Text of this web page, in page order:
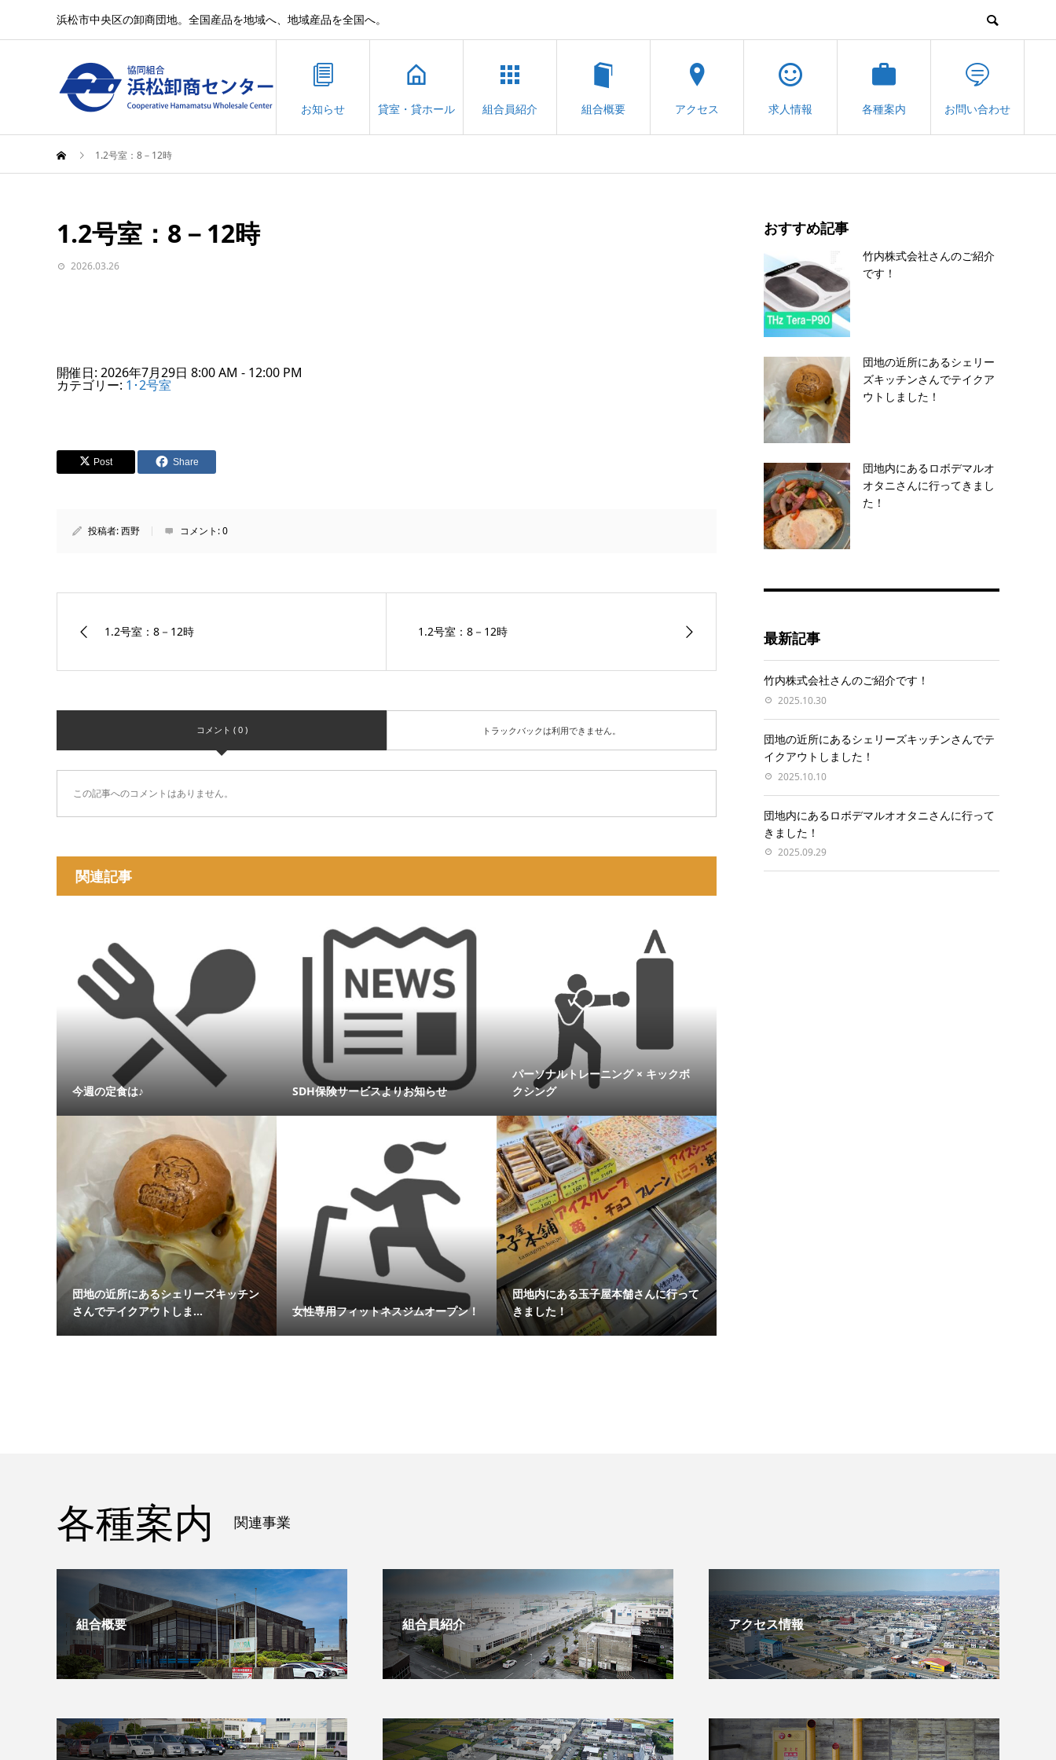
浜松市中央区の卸商団地。全国産品を地域へ、地域産品を全国へ。
お知らせ 貸室・貸ホール 組合員紹介 組合概要 アクセス 求人情報 各種案内 お問い合わせ
1.2号室：8－12時
1.2号室：8－12時
2026.03.26
開催日: 2026年7月29日 8:00 AM - 12:00 PM
カテゴリー: 1･2号室
Post Share
投稿者:西野 コメント:0
1.2号室：8－12時 1.2号室：8－12時
コメント ( 0 ) トラックバックは利用できません。
この記事へのコメントはありません。
関連記事
今週の定食は♪ SDH保険サービスよりお知らせ
パーソナルトレーニング × キックボ
クシング
団地の近所にあるシェリーズキッチン
さんでテイクアウトしま...
女性専用フィットネスジムオープン！
団地内にある玉子屋本舗さんに行って
きました！
おすすめ記事
竹内株式会社さんのご紹介
です！
団地の近所にあるシェリー
ズキッチンさんでテイクア
ウトしました！
団地内にあるロボデマルオ
オタニさんに行ってきまし
た！
最新記事
竹内株式会社さんのご紹介です！
2025.10.30
団地の近所にあるシェリーズキッチンさんでテ
イクアウトしました！
2025.10.10
団地内にあるロボデマルオオタニさんに行って
きました！
2025.09.29
各種案内 関連事業
組合概要 組合員紹介 アクセス情報